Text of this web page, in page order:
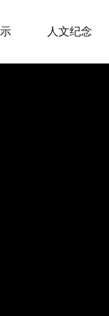
人文纪念